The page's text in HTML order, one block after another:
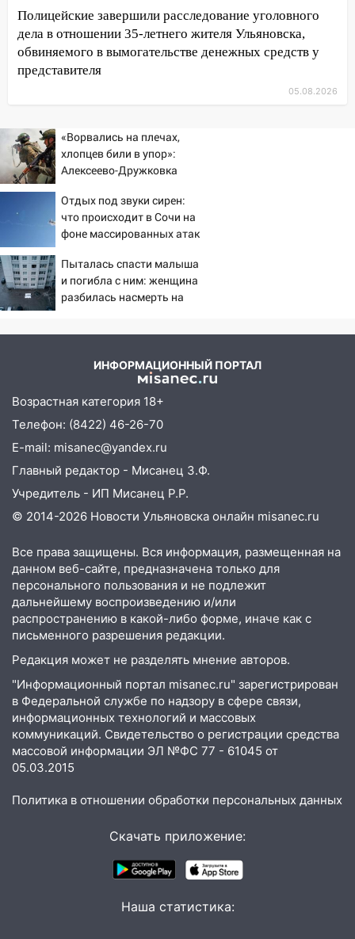
20:22 Мошенники обманули 92-летнюю
жительницу Ульяновской области
19:14 Житель Ульяновской области
подвез троих незнакомцев на трассе и
Ульяновской области
18:00
Мотофристайл, рок и силовой
экстрим: в Ульяновске пройдет
большой фестиваль «Наше время»
17:30
Где есть бензин в Ульяновске 5
августа после рабочего дня: список АЗС
17:05
«Обыск» по видеосвязи: в
Ульяновске задержали 19-летнюю
сообщницу мошенников
Вешкайме посиделки с судимым
знакомым закончились для женщины
больницей
16:06 18-летняя девушка без прав
перевернулась на мопеде и попала в
15:59 Ульяновец отдал более 14
покровительство
15:32 На «кольце» кроссовер сбил 18-
летнего мопедиста
15:00 В Ульяновске после тройного ДТП
госпитализировали 25-летнего байкера
14:32
На Ульяновскую область
надвигается жара
14:08 Пешеход переходил по «зебре»:
подробности серьезной аварии на
Фруктовой
13:30
В Димитровграде на улице
Трудовой горело здание
13:00
Водитель без прав врезался в
велосипеде и попал под колеса
Вспыхнул изнутри: в
Железнодорожном районе горела дача
Полицейские завершили расследование уголовного
дела в отношении 35-летнего жителя Ульяновска,
обвиняемого в вымогательстве денежных средств у
представителя
05.08.2026
«Ворвались на плечах,
хлопцев били в упор»:
Алексеево-Дружковка
«птах Мадьяра»
Отдых под звуки сирен:
что происходит в Сочи на
фоне массированных атак
Пыталась спасти малыша
и погибла с ним: женщина
разбилась насмерть на
ИНФОРМАЦИОННЫЙ ПОРТАЛ
Возрастная категория 18+
Телефон: (8422) 46-26-70
E-mail: misanec@yandex.ru
Главный редактор - Мисанец З.Ф.
Учредитель - ИП Мисанец Р.Р.
© 2014-2026 Новости Ульяновска онлайн misanec.ru
Все права защищены. Вся информация, размещенная на
данном веб-сайте, предназначена только для
персонального пользования и не подлежит
дальнейшему воспроизведению и/или
распространению в какой-либо форме, иначе как с
письменного разрешения редакции.
Редакция может не разделять мнение авторов.
"Информационный портал misanec.ru" зарегистрирован
в Федеральной службе по надзору в сфере связи,
информационных технологий и массовых
коммуникаций. Свидетельство о регистрации средства
массовой информации ЭЛ №ФС 77 - 61045 от
05.03.2015
Политика в отношении обработки персональных данных
Скачать приложение:
Наша статистика: